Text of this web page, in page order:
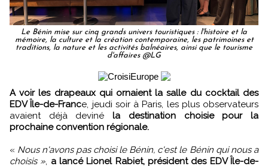
Le Bénin mise sur cinq grands univers touristiques : l'histoire et la
mémoire, la culture et la création contemporaine, les patrimoines et
traditions, la nature et les activités balnéaires, ainsi que le tourisme
d'affaires @LG
A voir les drapeaux qui ornaient la salle du cocktail des
EDV Île-de-France, jeudi soir à Paris, les plus observateurs
avaient déjà devinéla destination choisie pour la
prochaine convention régionale.
« Nous n'avons pas choisi le Bénin, c'est le Bénin qui nous a
choisis », a lancé Lionel Rabiet, président des EDV Île-de-